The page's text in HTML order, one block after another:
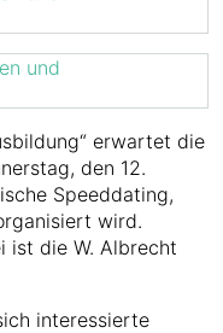
erwartet die
den 12.
Speeddating,
wird.
ist die W. Albrecht
interessierte